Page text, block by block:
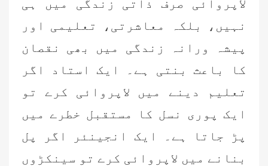
لاپروائی صرف ذاتی زندگی میں ہی
نہیں، بلکہ معاشرتی، تعلیمی اور
پیشہ ورانہ زندگی میں بھی نقصان
کا باعث بنتی ہے۔ ایک استاد اگر
تعلیم دینے میں لاپروائی کرے تو
ایک پوری نسل کا مستقبل خطرے میں
پڑ جاتا ہے۔ ایک انجینئر اگر پل
بنانے میں لاپروائی کرے تو سینکڑوں